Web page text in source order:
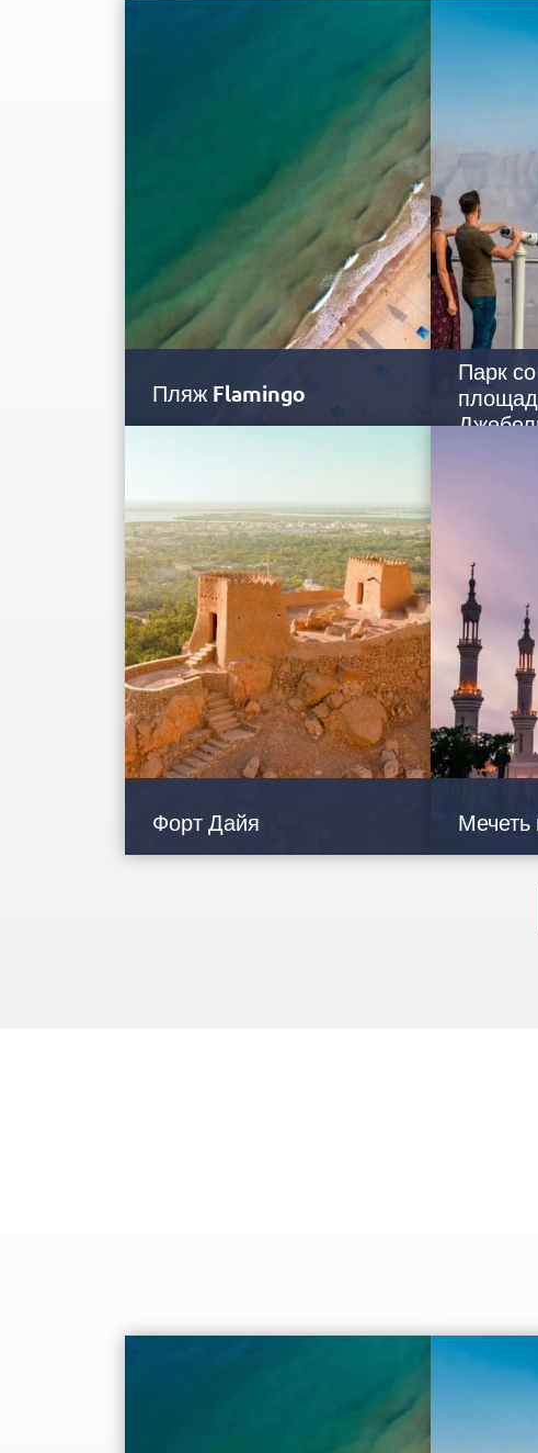
Пляж Flamingo
соседствующими с роскошными эко-
курортами и мангровыми зарослями.
Парк
из самых
Форт Дайя
Мечеть
на